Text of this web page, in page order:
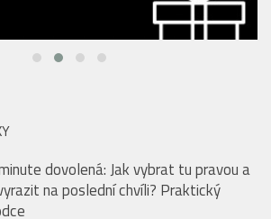
dovolená: Jak vybrat tu pravou a
na poslední chvíli? Praktický